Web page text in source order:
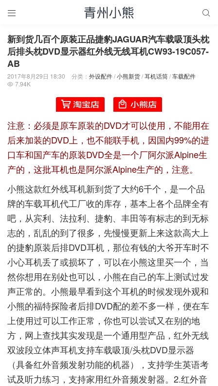
 
新到货几百个原装正品捷豹JAGUAR汽车载吸顶头枕
后排头枕DVD显示器红外线无线耳机CW93-19C057-
AB
2017年8月29日 18:30 分类： 外设配件/小熊新货/耳机话筒/车载配件
 7.94K
注意：必须是原车原装的DVD才可以使用，不能用在
后来加装的DVD上，也不能联手机，因国内99%的进
口车和国产车的原装DVD全是一个厂阿尔派Alpine生
产的，这批耳机也是阿尔派Alpine生产的，注意。
小熊这款红外线耳机新到货了大约6千个，是一个品
牌的车载耳机代工厂收的库存，基本上各个品牌全有
吧，从宾利、法拉利、捷豹、丰田等有标志的到无标
志的，乱乱的到了很多，先慢慢更新上来这款高大上
的捷豹原装后排DVD耳机，那位有钱的大爷开车时不
小心耳机丢了或损坏了，可以在小熊这里买一个，当
然你想用在别处也可以，小熊在自己的车上测试过发
声正常的。小熊最早看到这个耳机的时候发现外观和
小熊的福特探险者后排DVD配的差不多一样，便在车
上使用过可以工作正常，你也可以尝试又在别的地
方，网上查找其实发现是一个通用型产品，红外无线
双波段立体声耳机支持车载吸顶/头枕DVD显示器
（具备红外音频发射功能的机器），支持学生英语考
试及听力练习，支持家用红外音频发射器。2.红外音